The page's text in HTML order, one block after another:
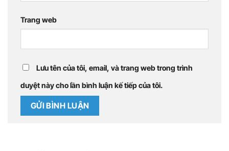
Trang web
Lưu tên của tôi, email, và trang web trong trình
duyệt này cho lần bình luận kế tiếp của tôi.